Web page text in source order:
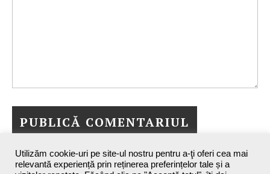
Utilizăm cookie-uri pe site-ul nostru pentru a-ţi oferi cea mai
relevantă experiență prin reținerea preferințelor tale și a